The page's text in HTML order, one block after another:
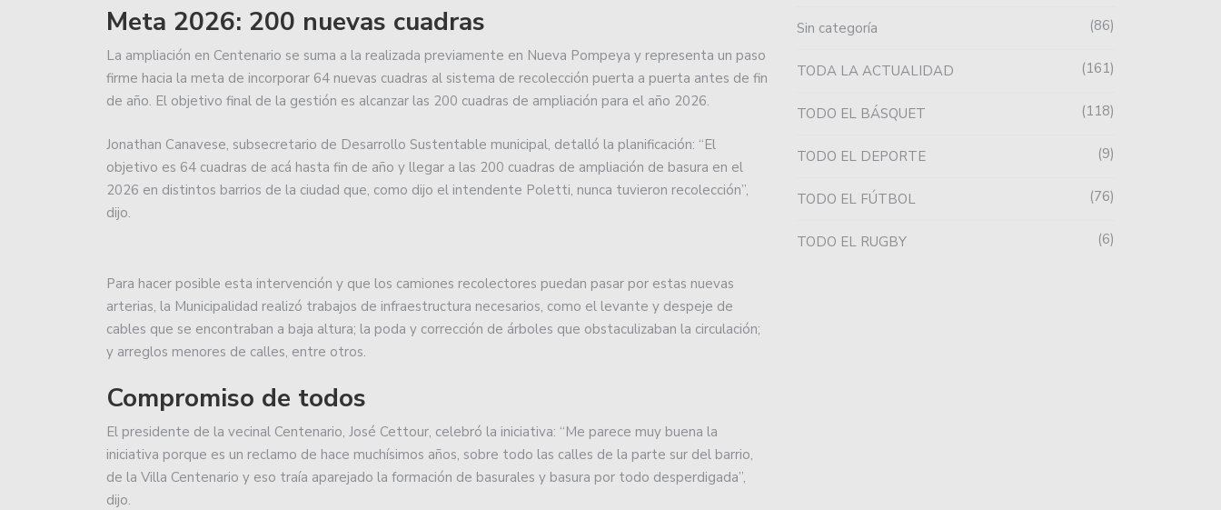
Colón jugó dos amistosos con la reserva de Newell´s.
Unión fue ampliamente superado por Peñarol, en Mar del Plata.
Union va por la recuperación a Mar del Plata y luego a Caballito.
Colón jugó sus primeros amistosos ante Patronato.
Sin jugar bien, Unión se trajo la segunda copa desde Montevideo.
Unión invierte a futuro! Unión derrotó a Defensor Sporting por penales.
Colón inicia un recorrido por el norte del país en Liga Argentina de Básquet.
Colón está a punto de contratar al arquero Tomás Giménez.
El plantel de Unión parte de pretemporada a Uruguay.
Con dos caras nuevas, Unión recibirá a Boca en el Malvicino.
Meta 2026: 200 nuevas cuadras
La ampliación en Centenario se suma a la realizada previamente en Nueva Pompeya y representa un paso
firme hacia la meta de incorporar 64 nuevas cuadras al sistema de recolección puerta a puerta antes de fin
de año. El objetivo final de la gestión es alcanzar las 200 cuadras de ampliación para el año 2026.
Jonathan Canavese, subsecretario de Desarrollo Sustentable municipal, detalló la planificación: “El
objetivo es 64 cuadras de acá hasta fin de año y llegar a las 200 cuadras de ampliación de basura en el
2026 en distintos barrios de la ciudad que, como dijo el intendente Poletti, nunca tuvieron recolección”,
dijo.
Para hacer posible esta intervención y que los camiones recolectores puedan pasar por estas nuevas
arterias, la Municipalidad realizó trabajos de infraestructura necesarios, como el levante y despeje de
cables que se encontraban a baja altura; la poda y corrección de árboles que obstaculizaban la circulación;
y arreglos menores de calles, entre otros.
Compromiso de todos
El presidente de la vecinal Centenario, José Cettour, celebró la iniciativa: “Me parece muy buena la
iniciativa porque es un reclamo de hace muchísimos años, sobre todo las calles de la parte sur del barrio,
de la Villa Centenario y eso traía aparejado la formación de basurales y basura por todo desperdigada”,
dijo.
Sin categoría 86
TODA LA ACTUALIDAD 161
TODO EL BÁSQUET 118
TODO EL DEPORTE 9
TODO EL FÚTBOL 76
TODO EL RUGBY 6